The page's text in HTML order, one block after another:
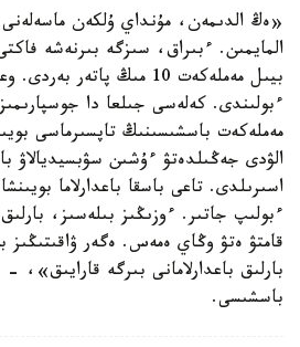
«ەڭ الدىمەن، مۇنداي ۇلكەن ماسەلەنى
المايمىن. ءبىراق، سىزگە بىرنەشە
ءبولىندى. كەلەسى جىلعا دا
مەملەكەت باسشىسىنىڭ تاپسىرماسى
الۋدى جەڭىلدەتۋ ءۇشىن سۋبسيديالاۋ
اسىرىلدى. تاعى باسقا باعدارلاما
ءبولىپ جاتىر. ءوزىڭىز بىلەسىز،
قامتۋ ەتۋ وڭاي ەمەس. ەگەر ۋاقىتىڭىز
بارلىق باعدارلامانى بىرگە قارايىق»،
باسشىسى.